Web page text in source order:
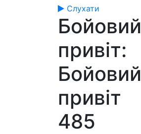
Слухати
Бойовий
привіт:
Бойовий
привіт
485